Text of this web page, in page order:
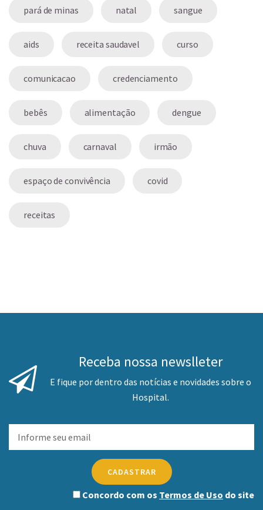
pará de minas natal sangue
aids receita saudavel curso
comunicacao credenciamento
bebês alimentação dengue
chuva carnaval irmão
espaço de convivência covid
receitas
Receba nossa newslleter
E fique por dentro das notícias e novidades sobre o
Hospital.
CADASTRAR
Concordo com os Termos de Uso do site